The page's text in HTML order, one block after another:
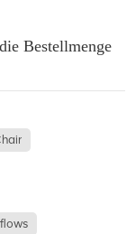
Bestellmenge